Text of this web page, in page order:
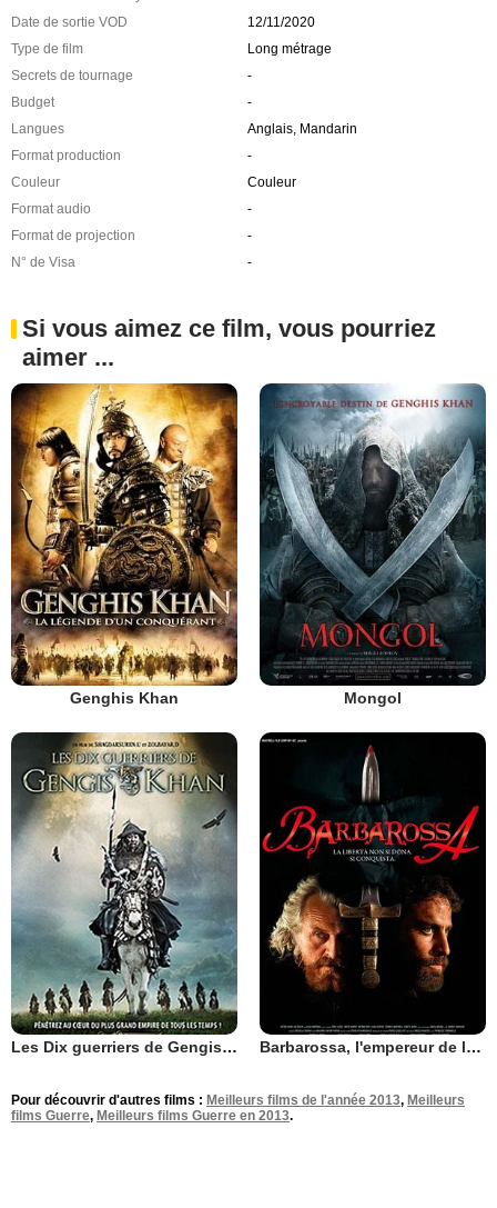
Date de sortie VOD
12/11/2020
Type de film
Long métrage
Secrets de tournage
-
Budget
-
Langues
Anglais, Mandarin
Format production
-
Couleur
Couleur
Format audio
-
Format de projection
-
N° de Visa
-
Si vous aimez ce film, vous pourriez
aimer ...
Genghis Khan Mongol
Les Dix guerriers de Gengis Khan Barbarossa, l'empereur de la mort
Pour découvrir d'autres films : Meilleurs films de l'année 2013, Meilleurs
films Guerre, Meilleurs films Guerre en 2013.